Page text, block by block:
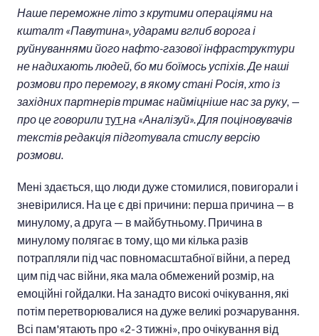
Наше переможне літо з крутими операціями на
кшталт «Павутина», ударами вглиб ворога і
руйнуваннями його нафто-газової інфраструктури
не надихають людей, бо ми боїмось успіхів. Де наші
розмови про перемогу, в якому стані Росія, хто із
західних партнерів тримає найміцніше нас за руку, —
про це говорилитутна «Аналізуй». Для поціновувачів
текстів редакція підготувала стислу версію
розмови.
Мені здається, що люди дуже стомилися, повигорали і
зневірилися. На це є дві причини: перша причина — в
минулому, а друга — в майбутньому. Причина в
минулому полягає в тому, що ми кілька разів
потрапляли під час повномасштабної війни, а перед
цим під час війни, яка мала обмежений розмір, на
емоційні гойдалки. На занадто високі очікування, які
потім перетворювалися на дуже великі розчарування.
Всі пам'ятають про «2-3 тижні», про очікування від